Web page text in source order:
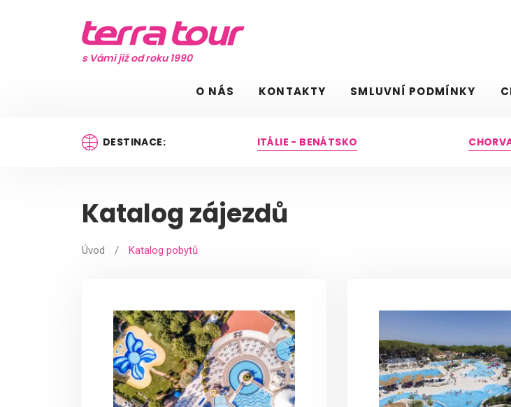
s Vámi již od roku 1990
O NÁS KONTAKTY SMLUVNÍ PODMÍNKY
DESTINACE: ITÁLIE - BENÁTSKO
Katalog zájezdů
Úvod / Katalog pobytů